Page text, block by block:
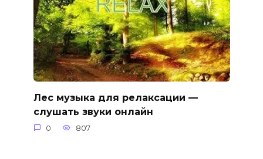
Лес музыка для релаксации —
слушать звуки онлайн
0 807